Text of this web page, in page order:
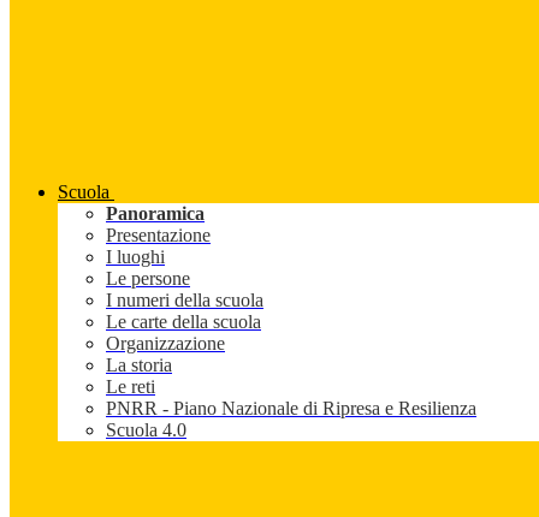
Scuola
Panoramica
Presentazione
I luoghi
Le persone
I numeri della scuola
Le carte della scuola
Organizzazione
La storia
Le reti
PNRR - Piano Nazionale di Ripresa e Resilienza
Scuola 4.0